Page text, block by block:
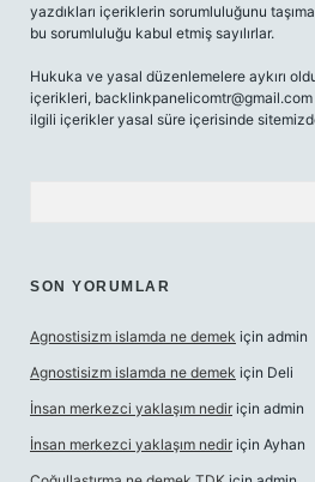
yazdıkları içeriklerin sorumluluğunu
bu sorumluluğu kabul etmiş sayılırlar.
Hukuka ve yasal düzenlemelere aykırı
içerikleri, backlinkpanelicomtr@gmail.com
ilgili içerikler yasal süre içerisinde
SON YORUMLAR
Agnostisizm islamda ne demek için admin
Agnostisizm islamda ne demek için Deli
İnsan merkezci yaklaşım nedir için admin
İnsan merkezci yaklaşım nedir için Ayhan